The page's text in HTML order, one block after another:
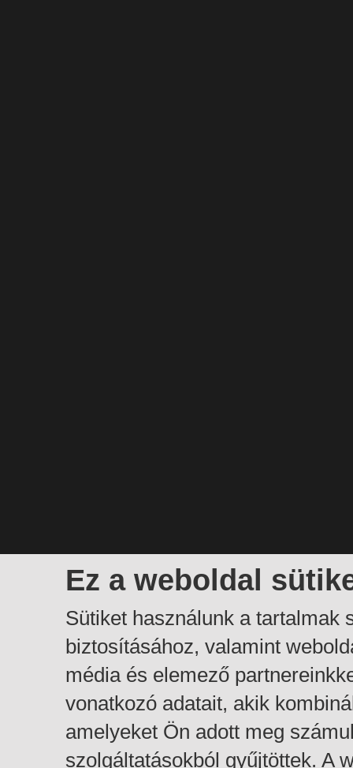
Ez a weboldal
Sütiket használunk a tartalmak
biztosításához, valamint
média és elemező
vonatkozó adatait, akik
amelyeket Ön adott meg
szolgáltatásokból gyűjtöttek. A